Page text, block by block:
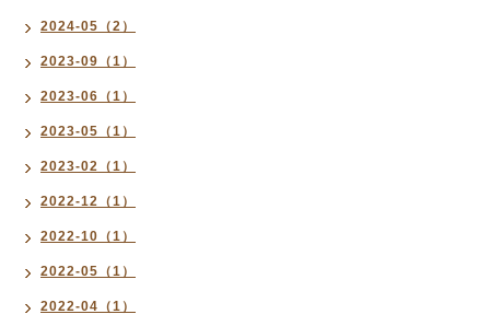
2024-05（2）
2023-09（1）
2023-06（1）
2023-05（1）
2023-02（1）
2022-12（1）
2022-10（1）
2022-05（1）
2022-04（1）